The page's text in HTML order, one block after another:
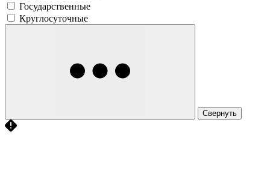
Государственные
Круглосуточные
Свернуть